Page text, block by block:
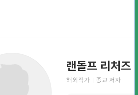
랜돌프 리처즈
해외작가
종교 저자